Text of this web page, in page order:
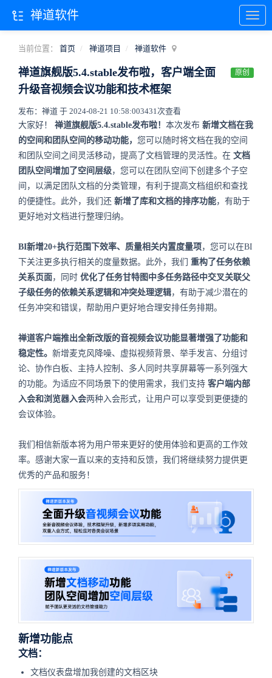
当前位置： 首页 禅道项目 禅道软件
禅道旗舰版5.4.stable发布啦，客户端全面
升级音视频会议功能和技术框架
原创
发布：禅道 于 2024-08-21 10:58:003431次查看
大家好！ 禅道旗舰版5.4.stable发布啦！ 本次发布 新增文档在我
的空间和团队空间的移动功能， 您可以随时将文档在我的空间
和团队空间之间灵活移动，提高了文档管理的灵活性。在 文档
团队空间增加了空间层级，您可以在团队空间下创建多个子空
间，以满足团队文档的分类管理，有利于提高文档组织和查找
的便捷性。此外，我们还 新增了库和文档的排序功能，有助于
更好地对文档进行整理归纳。
BI新增20+执行范围下效率、质量相关内置度量项 ，您可以在BI
下关注更多执行相关的度量数据。此外，我们 重构了任务依赖
关系页面 ，同时 优化了任务甘特图中多任务路径中交叉关联父
子级任务的依赖关系逻辑和冲突处理逻辑，有助于减少潜在的
任务冲突和错误，帮助用户更好地合理安排任务排期。
禅道客户端推出全新改版的音视频会议功能显著增强了功能和
稳定性。 新增麦克风降噪、虚拟视频背景、举手发言、分组讨
论、协作白板、主持人控制、多人同时共享屏幕等一系列强大
的功能。为适应不同场景下的使用需求，我们支持 客户端内部
入会和浏览器入会两种入会形式，让用户可以享受到更便捷的
会议体验。
我们相信新版本将为用户带来更好的使用体验和更高的工作效
率。感谢大家一直以来的支持和反馈，我们将继续努力提供更
优秀的产品和服务！
新增功能点
文档：
文档仪表盘增加我创建的文档区块
禅道软件